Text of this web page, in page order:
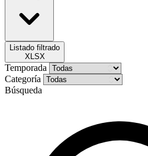
Listado filtrado
XLSX
Temporada
Categoría
Búsqueda